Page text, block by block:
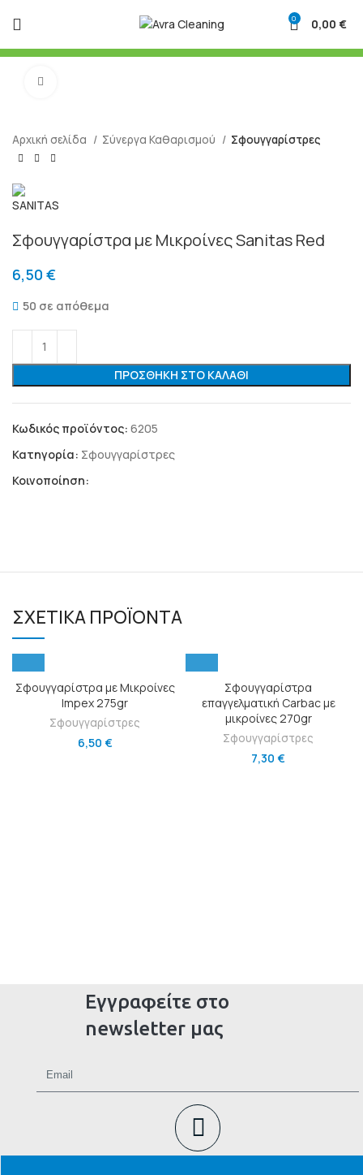
0 0,00 €
Αρχική σελίδα Σύνεργα Καθαρισμού Σφουγγαρίστρες
Σφουγγαρίστρα με Μικροίνες Sanitas Red
6,50 €
50 σε απόθεμα
ΠΡΟΣΘΉΚΗ ΣΤΟ ΚΑΛΆΘΙ
Κωδικός προϊόντος: 6205
Κατηγορία: Σφουγγαρίστρες
Κοινοποίηση:
ΣΧΕΤΙΚΆ ΠΡΟΪΌΝΤΑ
Σφουγγαρίστρα με Μικροίνες
Impex 275gr
Σφουγγαρίστρες
6,50 €
Σφουγγαρίστρα
επαγγελματική Carbac με
μικροίνες 270gr
Σφουγγαρίστρες
7,30 €
Εγγραφείτε στο
newsletter μας